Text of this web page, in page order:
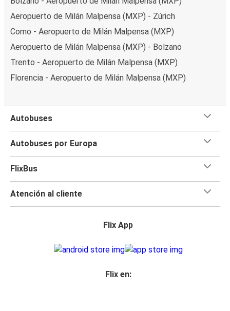
Aeropuerto de Milán Malpensa (MXP) - Zúrich
Como - Aeropuerto de Milán Malpensa (MXP)
Aeropuerto de Milán Malpensa (MXP) - Bolzano
Trento - Aeropuerto de Milán Malpensa (MXP)
Florencia - Aeropuerto de Milán Malpensa (MXP)
Autobuses
Autobuses por Europa
FlixBus
Atención al cliente
Flix App
Flix en: